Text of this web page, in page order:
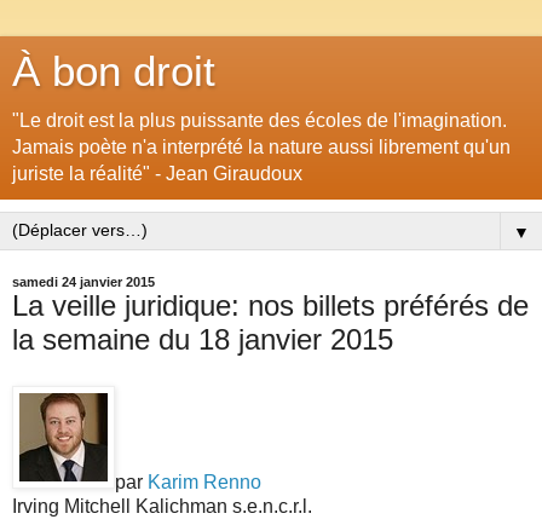
À bon droit
"Le droit est la plus puissante des écoles de l'imagination.
Jamais poète n'a interprété la nature aussi librement qu'un
juriste la réalité" - Jean Giraudoux
▼
samedi 24 janvier 2015
La veille juridique: nos billets préférés de
la semaine du 18 janvier 2015
par Karim Renno
Irving Mitchell Kalichman s.e.n.c.r.l.